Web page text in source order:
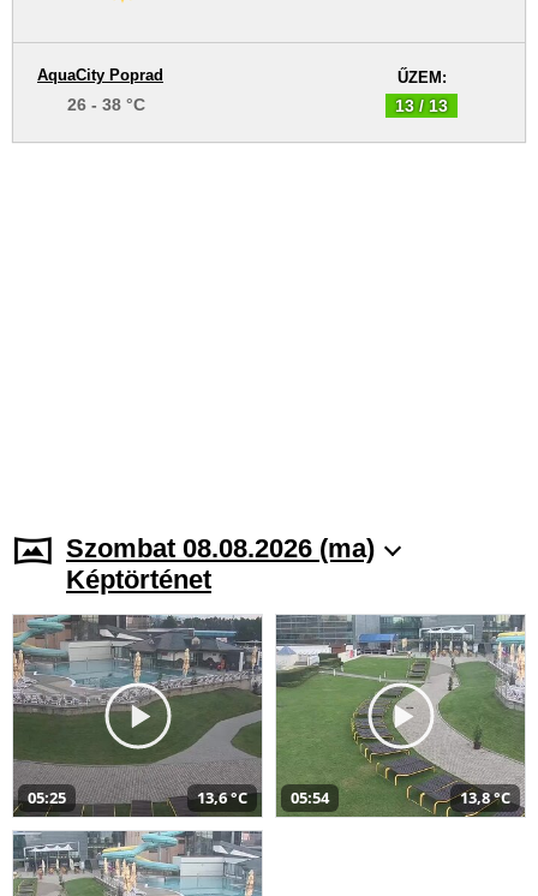
ŰZEM:
13 / 13
AquaCity Poprad
26 - 38 °C
Szombat 08.08.2026 (ma)
Képtörténet
05:25 13,6 °C 05:54 13,8 °C